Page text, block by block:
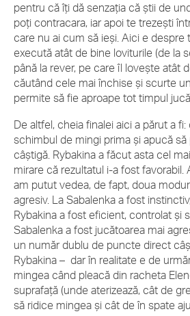
pentru că îți dă senzația că știi de
poți contracara, iar apoi te trezești
care nu ai cum să ieși. Aici e despre
execută atât de bine loviturile (de la
până la rever, pe care îl lovește atât
căutând cele mai închise și scurte
permite să fie aproape tot timpul
De altfel, cheia finalei aici a părut a
schimbul de mingi prima și apucă să
câștigă. Rybakina a făcut asta cel
mirare că rezultatul i-a fost favorabil.
am putut vedea, de fapt, doua
agresiv. La Sabalenka a fost
Rybakina a fost eficient, controlat și
Sabalenka a fost jucătoarea mai
un număr dublu de puncte direct
Rybakina – dar în realitate e de
mingea când pleacă din racheta
suprafață (unde aterizează, cât de
să ridice mingea și cât de în spate